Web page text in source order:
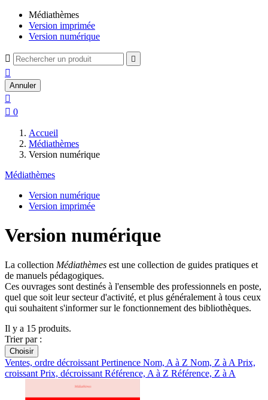
Médiathèmes
Version imprimée
Version numérique
 

Annuler

 0
Accueil
Médiathèmes
Version numérique
Médiathèmes
Version numérique
Version imprimée
Version numérique
La collection Médiathèmes est une collection de guides pratiques et
de manuels pédagogiques.
Ces ouvrages sont destinés à l'ensemble des professionnels en poste,
quel que soit leur secteur d'activité, et plus généralement à tous ceux
qui souhaitent s'informer sur le fonctionnement des bibliothèques.
Il y a 15 produits.
Trier par :
Choisir
Ventes, ordre décroissant Pertinence Nom, A à Z Nom, Z à A Prix,
croissant Prix, décroissant Référence, A à Z Référence, Z à A